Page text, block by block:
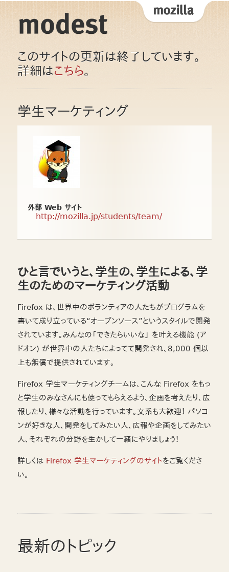
このサイトの更新は終了しています。
詳細はこちら。
学生マーケティング
外部 Web サイト
http://mozilla.jp/students/team/
ひと言でいうと、学生の、学生による、学
生のためのマーケティング活動
Firefox は、世界中のボランティアの人たちがプログラムを
書いて成り立っている“オープンソース”というスタイルで開発
されています。みんなの「できたらいいな」 を叶える機能 (ア
ドオン) が世界中の人たちによってて開発され、8,000 個以
上も無償で提供されています。
Firefox 学生マーケティングチームは、こんな Firefox をもっ
と学生のみなさんにも使ってもらえるよう、企画を考えたり、広
報したり、様々な活動を行っています。文系も大歓迎！ パソコ
ンが好きな人、開発をしてみたい人、広報や企画をしてみたい
人、それぞれの分野を生かして一緒にやりましょう！
詳しくは Firefox 学生マーケティングのサイトをご覧くださ
い。
最新のトピック